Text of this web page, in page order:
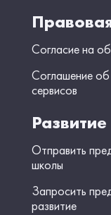
Согласие на
Соглашение об
сервисов
Развитие
Отправить
школы
Запросить
развитие